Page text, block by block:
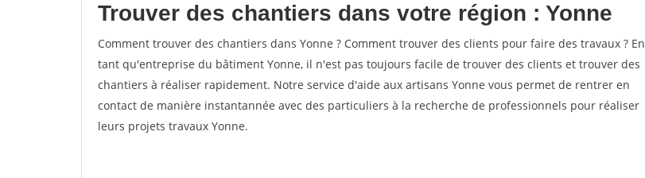
Trouver des chantiers dans votre région : Yonne
Comment trouver des chantiers dans Yonne ? Comment trouver des clients pour faire des travaux ? En
tant qu'entreprise du bâtiment Yonne, il n'est pas toujours facile de trouver des clients et trouver des
chantiers à réaliser rapidement. Notre service d'aide aux artisans Yonne vous permet de rentrer en
contact de manière instantannée avec des particuliers à la recherche de professionnels pour réaliser
leurs projets travaux Yonne.